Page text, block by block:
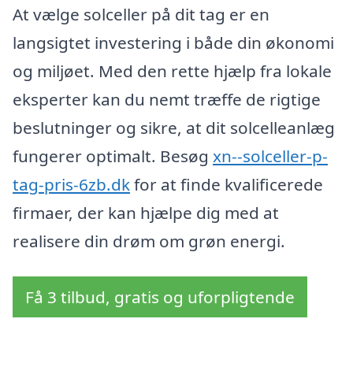
At vælge solceller på dit tag er en
langsigtet investering i både din økonomi
og miljøet. Med den rette hjælp fra lokale
eksperter kan du nemt træffe de rigtige
beslutninger og sikre, at dit solcelleanlæg
fungerer optimalt. Besøg xn--solceller-p-
tag-pris-6zb.dkfor at finde kvalificerede
firmaer, der kan hjælpe dig med at
realisere din drøm om grøn energi.
Få 3 tilbud, gratis og uforpligtende